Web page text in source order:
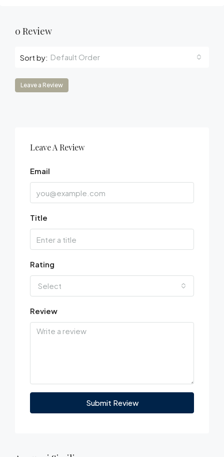
0 Review
Sort by: Default Order
Leave a Review
Leave A Review
Email
Title
Rating
Select
Review
Submit Review